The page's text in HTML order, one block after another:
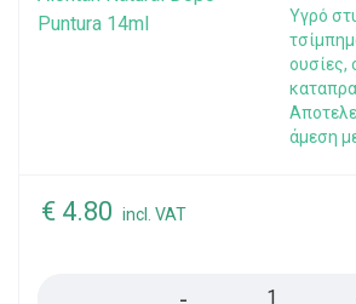
Υγρό
ουσίες,
άμεση
€ 4.80 incl. VAT